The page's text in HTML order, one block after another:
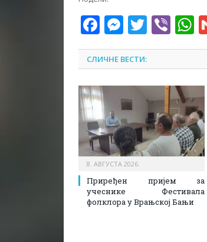
Facebook
СЛИЧНЕ ВЕСТИ:
8. АВГУСТА 2026.
Приређен пријем за
учеснике Фестивала
фолклора у Врањској Бањи